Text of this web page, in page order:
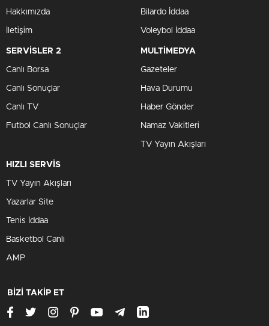
Hakkımızda
İletişim
Bilardo İddaa
Voleybol İddaa
SERVİSLER 2
Canlı Borsa
Canlı Sonuçlar
Canlı TV
Futbol Canlı Sonuçlar
MULTİMEDYA
Gazeteler
Hava Durumu
Haber Gönder
Namaz Vakitleri
TV Yayın Akışları
HIZLI SERVİS
TV Yayın Akışları
Yazarlar Site
Tenis İddaa
Basketbol Canlı
AMP
BİZİ TAKİP ET